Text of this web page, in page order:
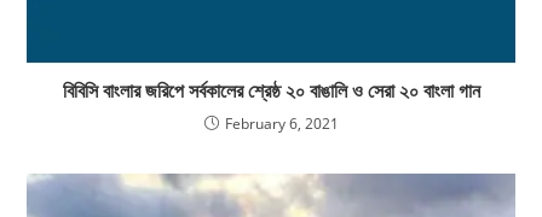
বিবিসি বাংলার জরিপে সর্বকালের শ্রেষ্ঠ ২০ বাঙালি ও সেরা ২০ বাংলা গান
February 6, 2021